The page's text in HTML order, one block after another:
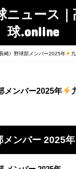
ニュース｜
球.online
長崎》野球部メンバー2025年
メンバー2025年
メンバー 2025年